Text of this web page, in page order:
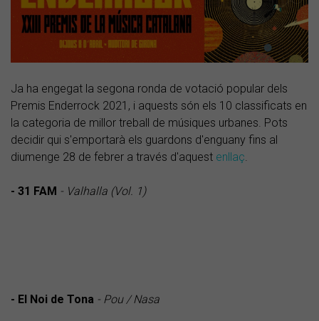
Ja ha engegat la segona ronda de votació popular dels
Premis Enderrock 2021, i aquests són els 10 classificats en
la categoria de millor treball de músiques urbanes. Pots
decidir qui s'emportarà els guardons d'enguany fins al
diumenge 28 de febrer a través d'aquest enllaç
- 31 FAM - Valhalla (Vol. 1)
- El Noi de Tona - Pou / Nasa